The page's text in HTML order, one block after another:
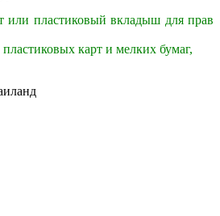
или пластиковый вкладыш для прав
карт и мелких бумаг,